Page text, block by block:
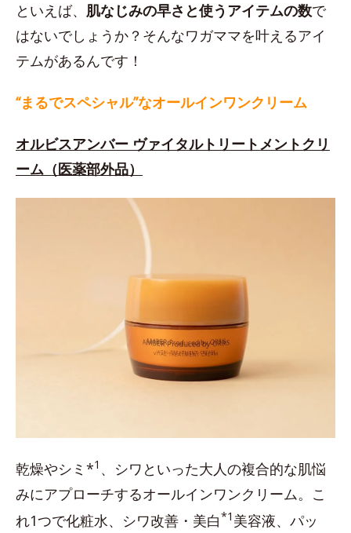
といえば、 肌なじみの早さと使うアイテムの数で
はないでしょうか？そんなワガママを叶えるアイ
テムがあるんです！
“まるでスペシャル”なオールインワンクリーム
オルビスアンバー ヴァイタルトリートメントクリ
ーム（医薬部外品）
乾燥やシミ*1 、シワといった大人の複合的な肌悩
みにアプローチするオールインワンクリーム。こ
れ1つで化粧水、シワ改善・美白*1 美容液、パッ